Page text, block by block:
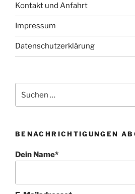
Kontakt und Anfahrt
Impressum
Datenschutzerklärung
nach:
BENACHRICHTIGUNGEN
Dein Name*